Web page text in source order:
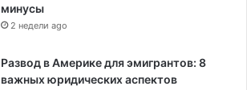
минусы
2 недели ago
Развод в Америке для эмигрантов: 8
важных юридических аспектов